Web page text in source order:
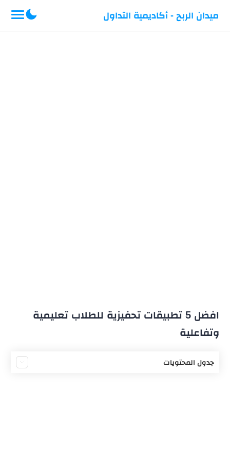
ميدان الربح - أكاديمية التداول
افضل 5 تطبيقات تحفيزية للطلاب تعليمية
وتفاعلية
جدول المحتويات